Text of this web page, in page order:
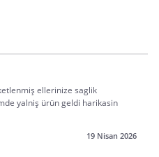
ellerinize saglik
yalniş ürün geldi harikasin
19 Nisan 2026